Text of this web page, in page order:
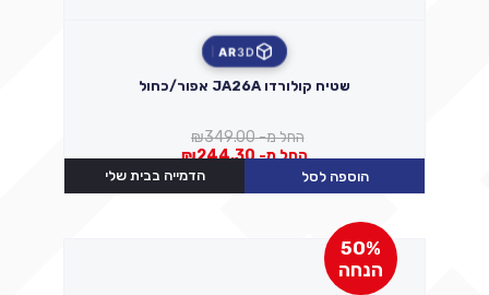
3D
AR
שטיח קולורדו JA26A אפור/כחול
החל מ- ₪349.00
החל מ-
₪244.30
הוספה לסל הדמייה בבית שלי
50%
הנחה